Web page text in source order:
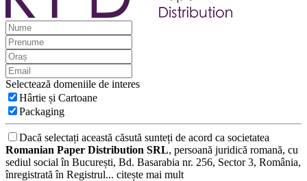
Selectează domeniile de interes
Hârtie și Cartoane
Packaging
Dacă selectați această căsută sunteți de acord ca societatea
Romanian Paper Distribution SRL, persoană juridică romană, cu
sediul social în București, Bd. Basarabia nr. 256, Sector 3, România,
înregistrată în Registrul... citește mai mult